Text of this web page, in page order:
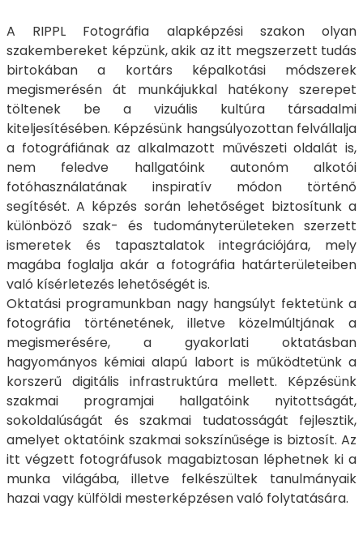
A RIPPL Fotográfia alapképzési szakon olyan
szakembereket képzünk, akik az itt megszerzett tudás
birtokában a kortárs képalkotási módszerek
megismerésén át munkájukkal hatékony szerepet
töltenek be a vizuális kultúra társadalmi
kiteljesítésében. Képzésünk hangsúlyozottan felvállalja
a fotográfiának az alkalmazott művészeti oldalát is,
nem feledve hallgatóink autonóm alkotói
fotóhasználatának inspiratív módon történő
segítését. A képzés során lehetőséget biztosítunk a
különböző szak- és tudományterületeken szerzett
ismeretek és tapasztalatok integrációjára, mely
magába foglalja akár a fotográfia határterületeiben
való kísérletezés lehetőségét is.
Oktatási programunkban nagy hangsúlyt fektetünk a
fotográfia történetének, illetve közelmúltjának a
megismerésére, a gyakorlati oktatásban
hagyományos kémiai alapú labort is működtetünk a
korszerű digitális infrastruktúra mellett. Képzésünk
szakmai programjai hallgatóink nyitottságát,
sokoldalúságát és szakmai tudatosságát fejlesztik,
amelyet oktatóink szakmai sokszínűsége is biztosít. Az
itt végzett fotográfusok magabiztosan léphetnek ki a
munka világába, illetve felkészültek tanulmányaik
hazai vagy külföldi mesterképzésen való folytatására.